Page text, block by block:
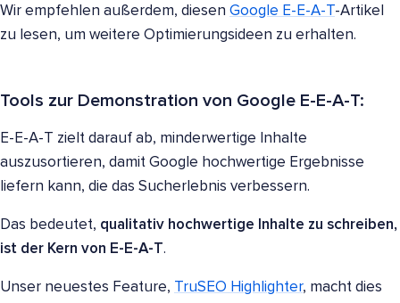
Wir empfehlen außerdem, diesen Google E-E-A-T-Artikel
zu lesen, um weitere Optimierungsideen zu erhalten.
Tools zur Demonstration von Google E-E-A-T:
E-E-A-T zielt darauf ab, minderwertige Inhalte
auszusortieren, damit Google hochwertige Ergebnisse
liefern kann, die das Sucherlebnis verbessern.
Das bedeutet, qualitativ hochwertige Inhalte zu schreiben,
ist der Kern von E-E-A-T.
Unser neuestes Feature, TruSEO Highlighter, macht dies